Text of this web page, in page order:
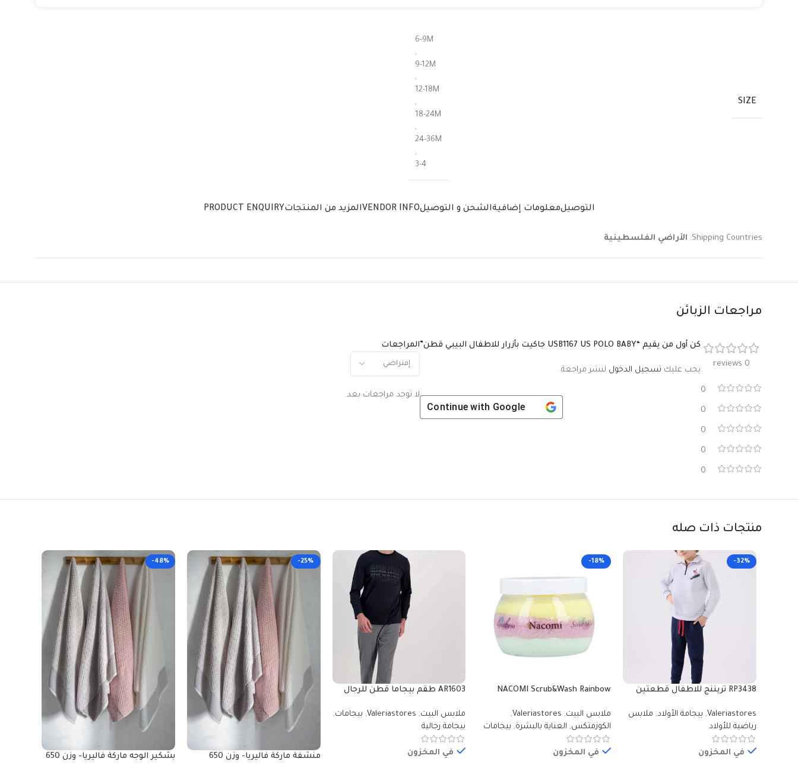
SIZE
6-9M
,
9-12M
,
12-18M
,
18-24M
,
24-36M
,
3-4
التوصيلمعلومات إضافيةالشحن و التوصيلVENDOR INFOالمزيد من المنتجاتPRODUCT ENQUIRY
Shipping Countries: الأراضي الفلسطينية
مراجعات الزبائن
0 reviews
0
0
0
0
0
المراجعات
لا توجد مراجعات بعد.
كن أول من يقيم “USB1167 US POLO BABY جاكيت بأزرار للاطفال البيبي قطن”
يجب عليك تسجيل الدخول لنشر مراجعة.
Continue with Google
منتجات ذات صله
-32%
RP3438 تريننج للاطفال قطعتين
Valeriastores
Valeriastores
, بيجامة الأولاد, ملابس
رياضية للأولاد
في المخزون
-18%
NACOMI Scrub&Wash Rainbow
للاستحمام للجسم برائحة البطيخ
ملابس البيت,
Valeriastores
,
الكوزمتكس, العناية بالبشرة, بيجامات
في المخزون
AR1603 طقم بيجاما قطن للرجال
ملابس البيت,
Valeriastores
, بيجامات,
بيجامة رجالية
في المخزون
-25%
منشفة ماركة فاليريا- وزن 650
-48%
بشكير الوجه ماركة فاليريا- وزن 650